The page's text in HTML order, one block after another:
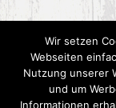
Wir setzen
Webseiten
Nutzung unserer
und um
Informationen